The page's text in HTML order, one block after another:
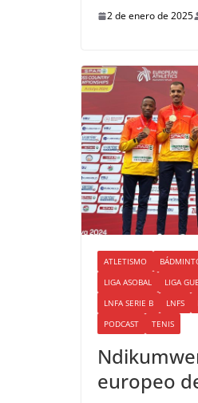
2 de enero de 2025
ATLETISMO
LIGA ASOBAL
LIGA
LNFA SERIE B
LNFS
PODCAST
TENIS
europeo